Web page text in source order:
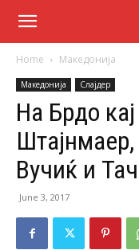
Home Македонија
Македонија Слајдер
На Брдо
Вучиќ и
June 3, 2017